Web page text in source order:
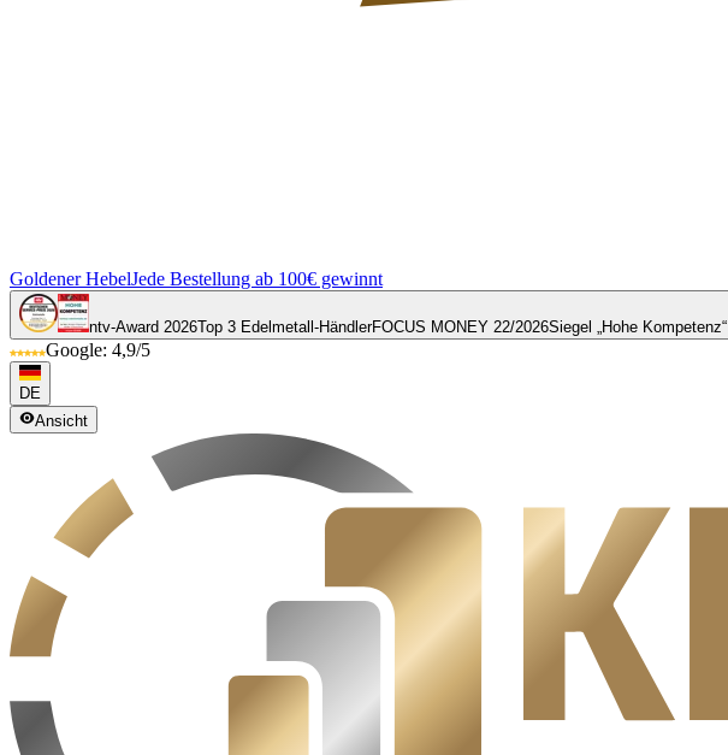
Goldener HebelJede Bestellung ab 100€ gewinnt
ntv-Award 2026Top 3 Edelmetall-HändlerFOCUS MONEY 22/2026Siegel „Hohe Kompetenz“
Google: 4,9/5
DE
Ansicht